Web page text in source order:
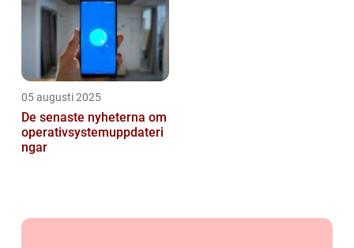
05 augusti 2025
De senaste nyheterna om
operativsystemuppdateri
ngar